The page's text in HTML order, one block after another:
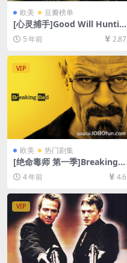
欧美 豆瓣榜单
[心灵捕手]Good Will Huntin
g (1997)[百度网盘+迅雷云盘
资源1080P超清未删减][MP4/
5 年前 2.87
VIP
欧美 热门剧集
[绝命毒师 第一季]Breaking B
ad Season 1 (2008)[百度网
盘+夸克网盘1080P超清未删
减资源][网盘在线播放/下载]
[MP4/21GB][中英字幕]
4 年前 4.6
VIP